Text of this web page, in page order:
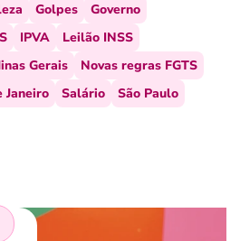
Golpes
Governo
IPVA
Leilão INSS
Gerais
Novas regras FGTS
Janeiro Salário
São Paulo